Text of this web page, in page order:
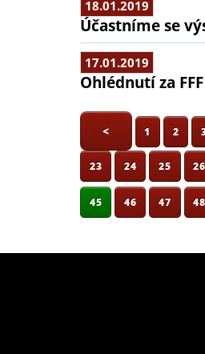
18.01.2019
Účastníme se
17.01.2019
Ohlédnutí za
< 1 2
23 24 25 26
45 46 47 48